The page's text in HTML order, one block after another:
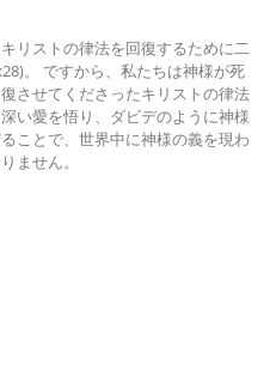
リストの律法を回復するために二
。 ですから、私たちは神様が死
させてくださったキリストの律法
い愛を悟り、ダビデのように神様
ことで、世界中に神様の義を現わ
ません。